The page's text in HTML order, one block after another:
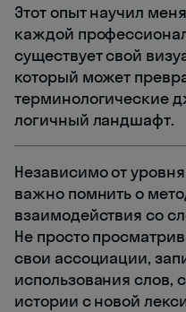
Этот опыт научил
каждой
существует свой
который может
терминологические
логичный ландшафт.
Независимо от
важно помнить о
взаимодействия со
Не просто
свои ассоциации,
использования слов,
истории с новой